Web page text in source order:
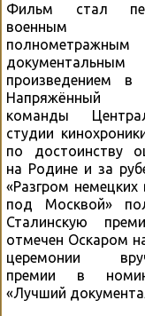
Фильм стал
военным
полнометражным
документальным
произведением в
Напряжённый
команды
студии
по достоинству
на Родине и за
«Разгром немецких
под Москвой»
Сталинскую
отмечен Оскаром
церемонии
премии в
«Лучший